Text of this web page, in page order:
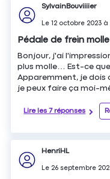
SylvainBouviiiier
Le12 octobre 2023 à
Pédale de frein molle
Bonjour, j'ai
plus molle… Est-ce
Apparemment, je dois
je peux faire ça moi-
Lire les 7 réponses
HenriHL
Le 26 septembre